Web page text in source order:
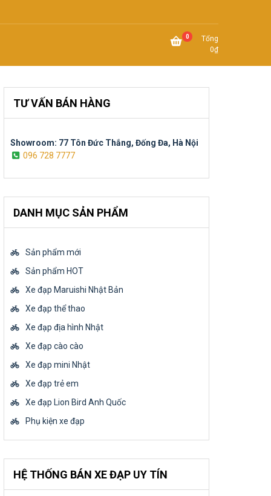
0
Tổng
0₫
TƯ VẤN BÁN HÀNG
Showroom: 77 Tôn Đức Thắng, Đống Đa, Hà Nội
096 728 7777
DANH MỤC SẢN PHẨM
Sản phẩm mới
Sản phẩm HOT
Xe đạp Maruishi Nhật Bản
Xe đạp thể thao
Xe đạp địa hình Nhật
Xe đạp cào cào
Xe đạp mini Nhật
Xe đạp trẻ em
Xe đạp Lion Bird Anh Quốc
Phụ kiện xe đạp
HỆ THỐNG BÁN XE ĐẠP UY TÍN